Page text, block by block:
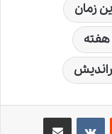
زمان
‫VKontakteاشتراک گذاری از طریق ایمیل